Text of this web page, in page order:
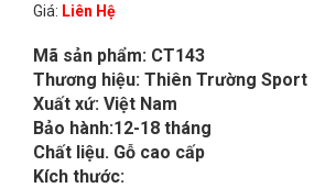
Giá: Liên Hệ
Mã sản phẩm: CT143
Thương hiệu: Thiên Trường Sport
Xuất xứ: Việt Nam
Bảo hành:12-18 tháng
Chất liệu. Gỗ cao cấp
Kích thước: